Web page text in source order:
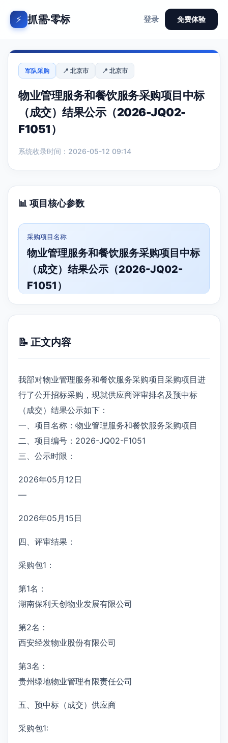
⚡ 抓需·零标 登录 免费体验
军队采购 📍 北京市 📍 北京市
物业管理服务和餐饮服务采购项目中标
（成交）结果公示（2026-JQ02-
F1051）
系统收录时间：2026-05-12 09:14
📊 项目核心参数
采购项目名称
物业管理服务和餐饮服务采购项目中标
（成交）结果公示（2026-JQ02-
F1051）
📝 正文内容
我部对物业管理服务和餐饮服务采购项目采购项目进
行了公开招标采购，现就供应商评审排名及预中标
（成交）结果公示如下：
一、项目名称：物业管理服务和餐饮服务采购项目
二、项目编号：2026-JQ02-F1051
三、公示时限：
2026年05月12日
—
2026年05月15日
四、评审结果：
采购包1：
第1名：
湖南保利天创物业发展有限公司
第2名：
西安经发物业股份有限公司
第3名：
贵州绿地物业管理有限责任公司
五、预中标（成交）供应商
采购包1: